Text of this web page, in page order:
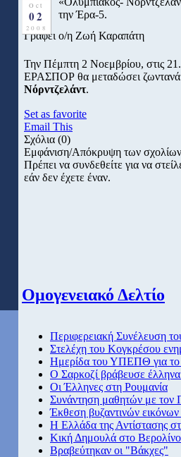
Oct
02
2008
την Έρα-5.
Γράφει ο/η Ζωή Καραπάτη
Την Πέμπτη 2 Νοεμβρίου, στις
ΕΡΑΣΠΟΡ θα μεταδώσει
Νόρντζελάντ.
Set as favorite
Email This
Σχόλια (0)
Εμφάνιση/Απόκρυψη των σχολίων
Πρέπει να συνδεθείτε για να
εάν δεν έχετε έναν.
Ομογενειακό Δελτίο
Περιφερειακή Συνέλευση
Στελέχη του Κογκρέσου
Ημερίδα του ΥΠΕΠΘ για το
Ο Σαρκοζί βράβευσε
Οι Έλληνες στη Ρουμανία
Συνάντηση μαθητών με τον
Έκθεση βυζαντινών
Η Ελλάδα της Αντίστασης
Κική Δημουλά στο Βερολίνο
Βραβεύτηκαν οι "Βάκχες"